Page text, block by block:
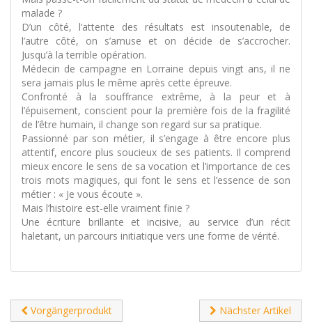
malade ?
D’un côté, l’attente des résultats est insoutenable, de
l’autre côté, on s’amuse et on décide de s’accrocher.
Jusqu’à la terrible opération.
Médecin de campagne en Lorraine depuis vingt ans, il ne
sera jamais plus le même après cette épreuve.
Confronté à la souffrance extrême, à la peur et à
l’épuisement, conscient pour la première fois de la fragilité
de l’être humain, il change son regard sur sa pratique.
Passionné par son métier, il s’engage à être encore plus
attentif, encore plus soucieux de ses patients. Il comprend
mieux encore le sens de sa vocation et l’importance de ces
trois mots magiques, qui font le sens et l’essence de son
métier : « Je vous écoute ».
Mais l’histoire est-elle vraiment finie ?
Une écriture brillante et incisive, au service d’un récit
haletant, un parcours initiatique vers une forme de vérité.
Vorgängerprodukt Nächster Artikel